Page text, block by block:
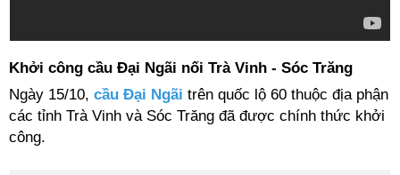
Khởi công cầu Đại Ngãi nối Trà Vinh - Sóc Trăng
Ngày 15/10, cầu Đại Ngãi trên quốc lộ 60 thuộc địa phận
các tỉnh Trà Vinh và Sóc Trăng đã được chính thức khởi
công.